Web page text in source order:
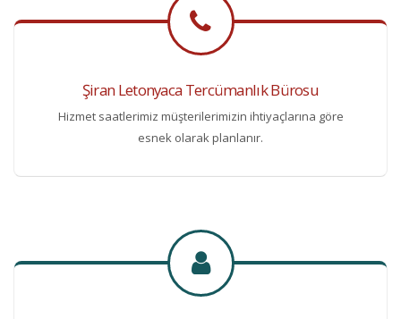
Şiran Letonyaca Tercümanlık Bürosu
Hizmet saatlerimiz müşterilerimizin ihtiyaçlarına göre
esnek olarak planlanır.